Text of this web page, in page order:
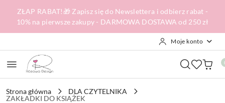
Przejdź do treści głównej
Przejdź do wyszukiwarki
Przejdź do moje konto
Przejdź do menu głównego
Przejdź do opisu produktu
Przejdź do stopki
ZŁAP RABAT!🎁 Zapisz się do Newslettera i odbierz rabat -
10% na pierwsze zakupy - DARMOWA DOSTAWA od 250 zł
Moje konto
Strona główna
DLA CZYTELNIKA
ZAKŁADKI DO KSIĄŻEK